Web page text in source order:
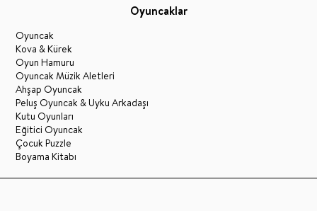
Oyuncaklar
Oyuncak
Kova & Kürek
Oyun Hamuru
Oyuncak Müzik Aletleri
Ahşap Oyuncak
Peluş Oyuncak & Uyku Arkadaşı
Kutu Oyunları
Eğitici Oyuncak
Çocuk Puzzle
Boyama Kitabı